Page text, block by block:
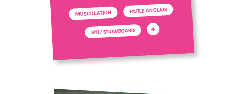
MUSCULATION PARLE ANGLAIS
SKI / SNOWBOARD +